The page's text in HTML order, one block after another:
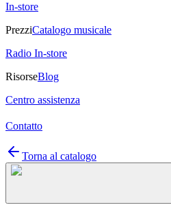
In-store
PrezziCatalogo musicale
Radio In-store
RisorseBlog
Centro assistenza
Contatto
Torna al catalogo